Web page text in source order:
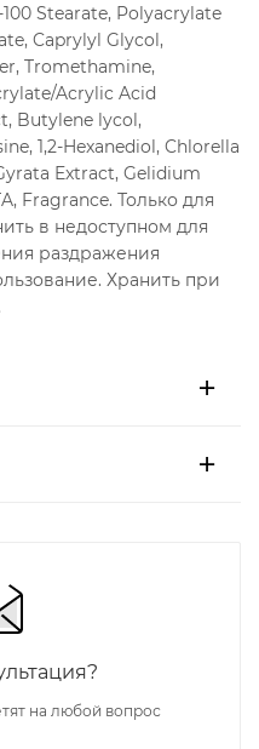
Stearate, Polyacrylate
Caprylyl Glycol,
Tromethamine,
Acrylic Acid
Butylene lycol,
1,2-Hexanediol, Chlorella
Extract, Gelidium
Fragrance. Только для
в недоступном для
раздражения
Хранить при
на любой вопрос